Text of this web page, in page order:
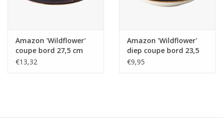
Amazon 'Wildflower'
coupe bord 27,5 cm
€13,32
Amazon 'Wildflower'
diep coupe bord 23,5
cm
€9,95